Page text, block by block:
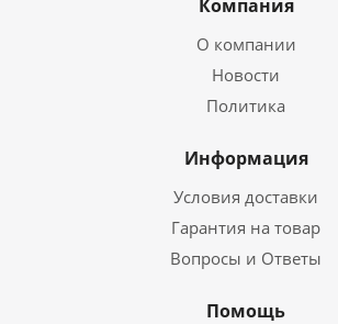
Компания
О компании
Новости
Политика
Информация
Условия доставки
Гарантия на товар
Вопросы и Ответы
Помощь